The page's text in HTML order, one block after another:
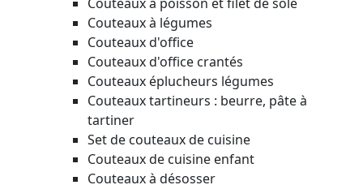
Couteaux à légumes
Couteaux d'office
Couteaux d'office crantés
Couteaux éplucheurs légumes
Couteaux tartineurs : beurre, pâte à
tartiner
Set de couteaux de cuisine
Couteaux de cuisine enfant
Couteaux à désosser